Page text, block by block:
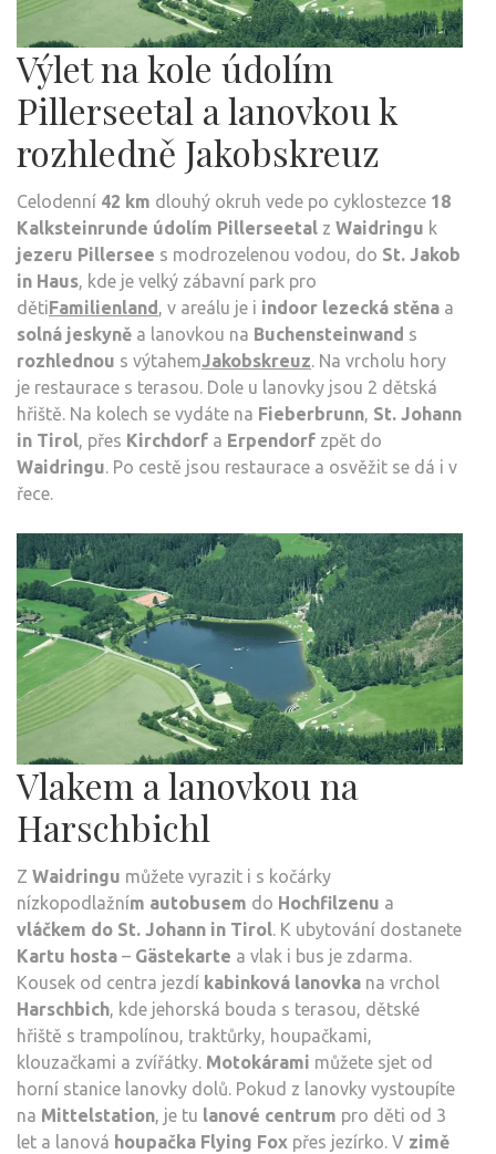
Výlet na kole údolím
Pillerseetal a lanovkou k
rozhledně Jakobskreuz
Celodenní 42 km dlouhý okruh vede po cyklostezce 18
Kalksteinrunde údolím Pillerseetal z Waidringu k
jezeru Pillersee s modrozelenou vodou, do St. Jakob
in Haus, kde je velký zábavní park pro
dětiFamilienland, v areálu je i indoor lezecká stěna a
solná jeskyně a lanovkou na Buchensteinwand s
rozhlednou s výtahemJakobskreuz. Na vrcholu hory
je restaurace s terasou. Dole u lanovky jsou 2 dětská
hřiště. Na kolech se vydáte na Fieberbrunn, St. Johann
in Tirol, přes Kirchdorf a Erpendorf zpět do
Waidringu. Po cestě jsou restaurace a osvěžit se dá i v
řece.
Vlakem a lanovkou na
Harschbichl
Z Waidringu můžete vyrazit i s kočárky
nízkopodlažním autobusem do Hochfilzenu a
vláčkem do St. Johann in Tirol. K ubytování dostanete
Kartu hosta – Gästekarte a vlak i bus je zdarma.
Kousek od centra jezdí kabinková lanovka na vrchol
Harschbich, kde jehorská bouda s terasou, dětské
hřiště s trampolínou, traktůrky, houpačkami,
klouzačkami a zvířátky. Motokárami můžete sjet od
horní stanice lanovky dolů. Pokud z lanovky vystoupíte
na Mittelstation, je tu lanové centrum pro děti od 3
let a lanová houpačka Flying Fox přes jezírko. V zimě